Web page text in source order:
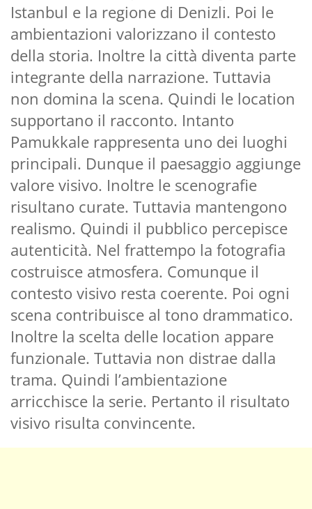
Istanbul e la regione di Denizli. Poi le
ambientazioni valorizzano il contesto
della storia. Inoltre la città diventa parte
integrante della narrazione. Tuttavia
non domina la scena. Quindi le location
supportano il racconto. Intanto
Pamukkale rappresenta uno dei luoghi
principali. Dunque il paesaggio aggiunge
valore visivo. Inoltre le scenografie
risultano curate. Tuttavia mantengono
realismo. Quindi il pubblico percepisce
autenticità. Nel frattempo la fotografia
costruisce atmosfera. Comunque il
contesto visivo resta coerente. Poi ogni
scena contribuisce al tono drammatico.
Inoltre la scelta delle location appare
funzionale. Tuttavia non distrae dalla
trama. Quindi l’ambientazione
arricchisce la serie. Pertanto il risultato
visivo risulta convincente.